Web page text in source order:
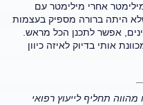
אחרי מילימטר עם
היתה ברורה מספיק בעצמות
אפשר לתכנן הכל מראש.
אותי בדיוק לאיזה כיוון
תחליף לייעוץ רפואי